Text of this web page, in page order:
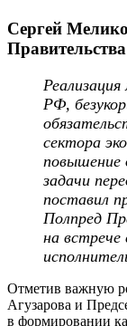
Сергей
РФ,
сектора
задачи
поставил
Полпред
на встрече
Отметив важную
Агузарова и
в формировании